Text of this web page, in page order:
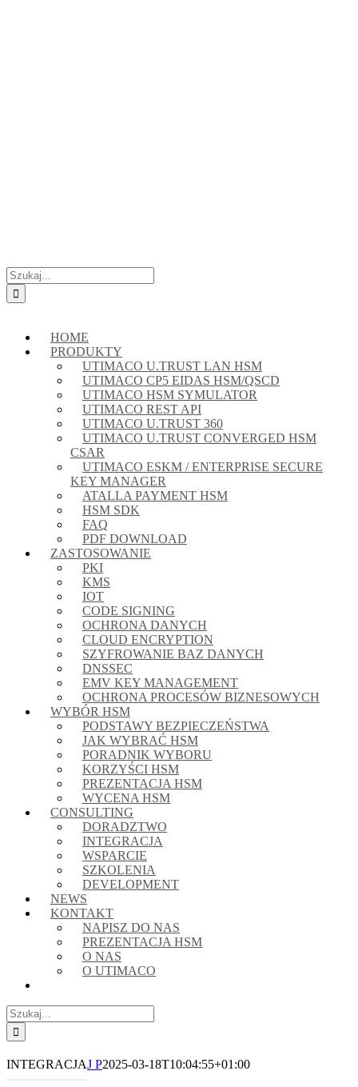
Szukaj
HOME
PRODUKTY
UTIMACO U.TRUST LAN HSM
UTIMACO CP5 EIDAS HSM/QSCD
UTIMACO HSM SYMULATOR
UTIMACO REST API
UTIMACO U.TRUST 360
UTIMACO U.TRUST CONVERGED HSM
CSAR
UTIMACO ESKM / ENTERPRISE SECURE
KEY MANAGER
ATALLA PAYMENT HSM
HSM SDK
FAQ
PDF DOWNLOAD
ZASTOSOWANIE
PKI
KMS
IOT
CODE SIGNING
OCHRONA DANYCH
CLOUD ENCRYPTION
SZYFROWANIE BAZ DANYCH
DNSSEC
EMV KEY MANAGEMENT
OCHRONA PROCESÓW BIZNESOWYCH
WYBÓR HSM
PODSTAWY BEZPIECZEŃSTWA
JAK WYBRAĆ HSM
PORADNIK WYBORU
KORZYŚCI HSM
PREZENTACJA HSM
WYCENA HSM
CONSULTING
DORADZTWO
INTEGRACJA
WSPARCIE
SZKOLENIA
DEVELOPMENT
NEWS
KONTAKT
NAPISZ DO NAS
PREZENTACJA HSM
O NAS
O UTIMACO
Szukaj
INTEGRACJAJ P2025-03-18T10:04:55+01:00